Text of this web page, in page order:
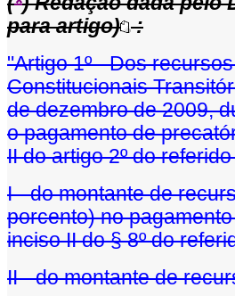
para artigo) :
"Artigo 1º - Dos
Constitucionais
de dezembro de 2009,
o pagamento de
II do artigo 2º do
I - do montante de
porcento) no
inciso II do § 8º do
II - do montante de